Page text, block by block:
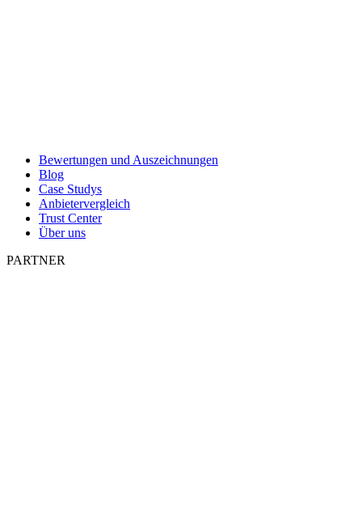
Bewertungen und Auszeichnungen
Blog
Case Studys
Anbietervergleich
Trust Center
Über uns
PARTNER